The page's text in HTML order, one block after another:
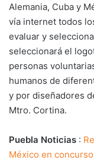
Alemania, Cuba y
vía internet todos
evaluar y
seleccionará el
personas
humanos de
y por diseñadores
Mtro. Cortina.
Puebla Noticias :
México en